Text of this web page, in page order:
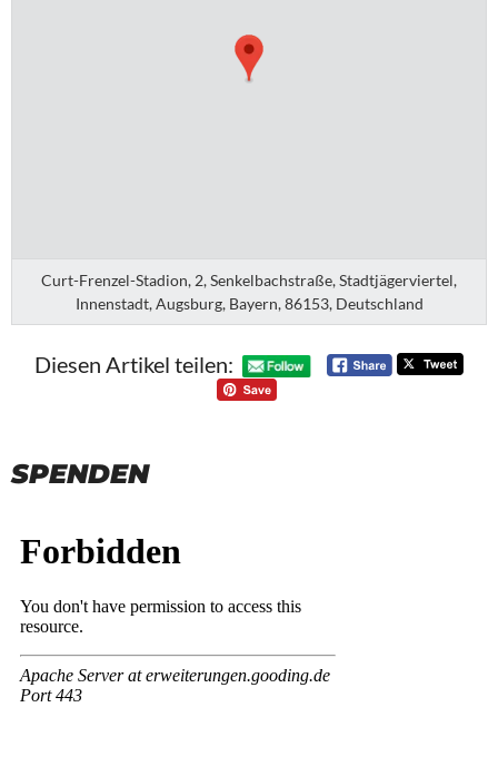
Curt-Frenzel-Stadion, 2, Senkelbachstraße, Stadtjägerviertel,
Innenstadt, Augsburg, Bayern, 86153, Deutschland
Diesen Artikel teilen:
SPENDEN